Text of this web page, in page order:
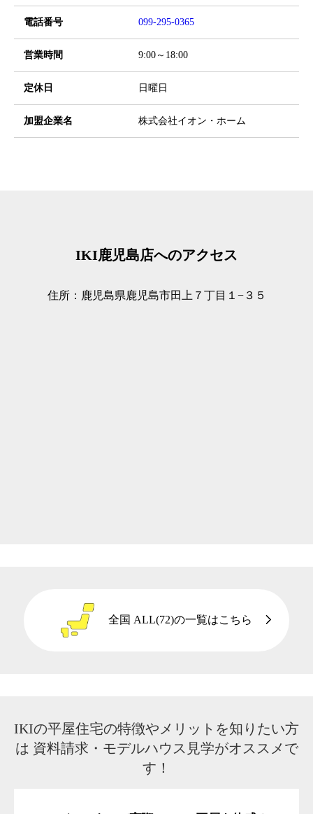
電話番号 099-295-0365
営業時間 9:00～18:00
定休日 日曜日
加盟企業名 株式会社イオン・ホーム
IKI鹿児島店へのアクセス
住所：鹿児島県鹿児島市田上７丁目１−３５
全国 ALL(72)の一覧はこちら
IKIの平屋住宅の特徴やメリットを知りたい方
は 資料請求・モデルハウス見学がオススメで
す！